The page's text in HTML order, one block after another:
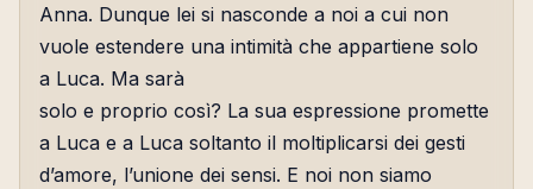
Anna. Dunque lei si nasconde a noi a cui non
vuole estendere una intimità che appartiene solo
a Luca. Ma sarà
solo e proprio così? La sua espressione promette
a Luca e a Luca soltanto il moltiplicarsi dei gesti
d’amore, l’unione dei sensi. E noi non siamo